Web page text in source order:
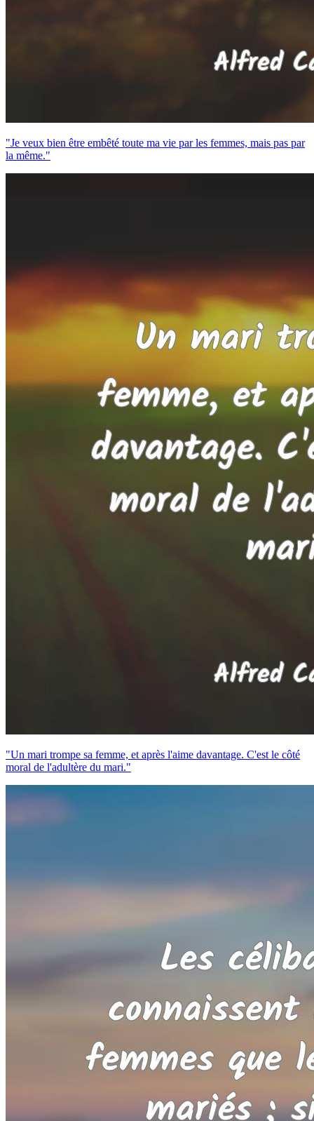
"Je veux bien être embêté toute ma vie par les femmes, mais pas par
la même."
"Un mari trompe sa femme, et après l'aime davantage. C'est le côté
moral de l'adultère du mari."